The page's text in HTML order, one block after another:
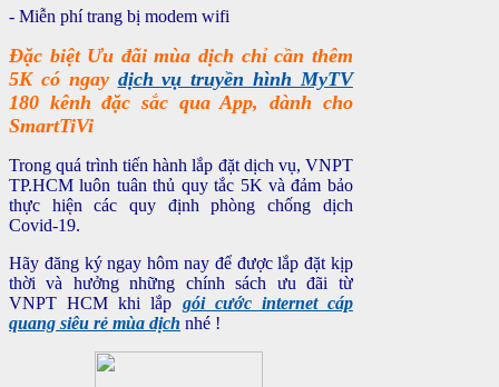
- Miễn phí trang bị modem wifi
Đặc biệt Ưu đãi mùa dịch chỉ cần thêm
5K có ngay dịch vụ truyền hình MyTV
180 kênh đặc sắc qua App, dành cho
SmartTiVi
Trong quá trình tiến hành lắp đặt dịch vụ, VNPT
TP.HCM luôn tuân thủ quy tắc 5K và đảm bảo
thực hiện các quy định phòng chống dịch
Covid-19.
Hãy đăng ký ngay hôm nay để được lắp đặt kịp
thời và hưởng những chính sách ưu đãi từ
VNPT HCM khi lắp gói cước internet cáp
quang siêu rẻ mùa dịch nhé !